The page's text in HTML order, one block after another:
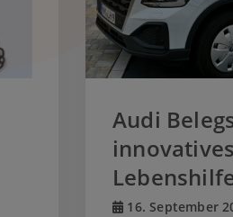
Audi
16. September